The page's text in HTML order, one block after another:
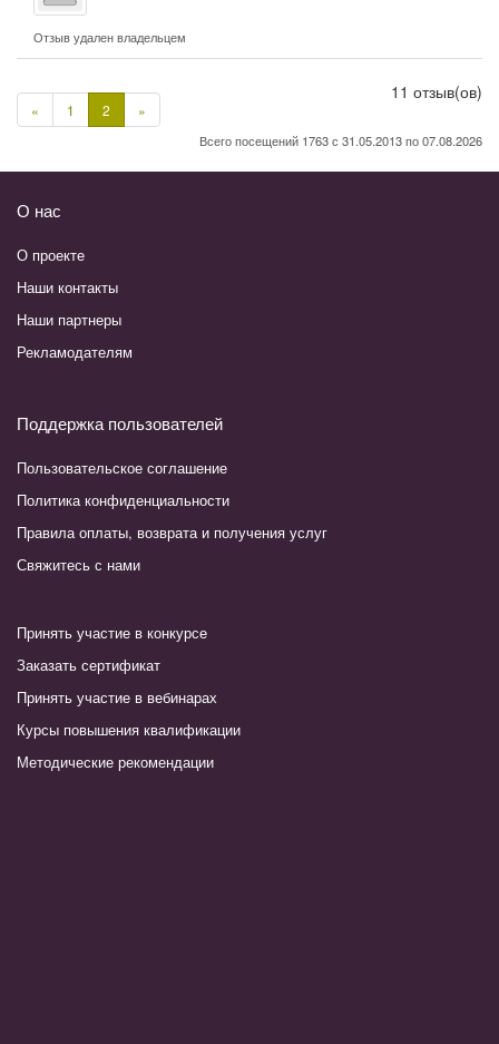
Отзыв удален владельцем
11 отзыв(ов)
« Предыдущая
страница
1 2 »
страница
Всего посещений 1763 с 31.05.2013 по 07.08.2026
О нас
О проекте
Наши контакты
Наши партнеры
Рекламодателям
Поддержка пользователей
Пользовательское соглашение
Политика конфиденциальности
Правила оплаты, возврата и получения услуг
Свяжитесь с нами
Принять участие в конкурсе
Заказать сертификат
Принять участие в вебинарах
Курсы повышения квалификации
Методические рекомендации